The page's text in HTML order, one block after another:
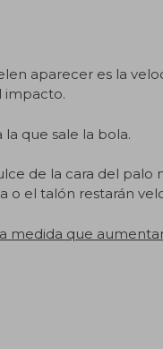
aparecer es la
impacto.
que sale la bola.
de la cara del palo
o el talón restarán
medida que